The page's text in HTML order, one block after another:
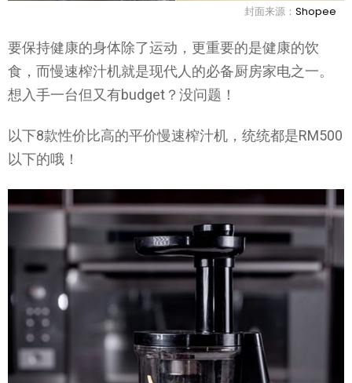
封面来源： Shopee
要保持健康的身体除了运动，更重要的是健康的饮
食，而慢速榨汁机就是现代人的必备厨房家电之一。
想入手一台但又有budget？没问题！
以下8款性价比高的平价慢速榨汁机，统统都是RM500
以下的哦！